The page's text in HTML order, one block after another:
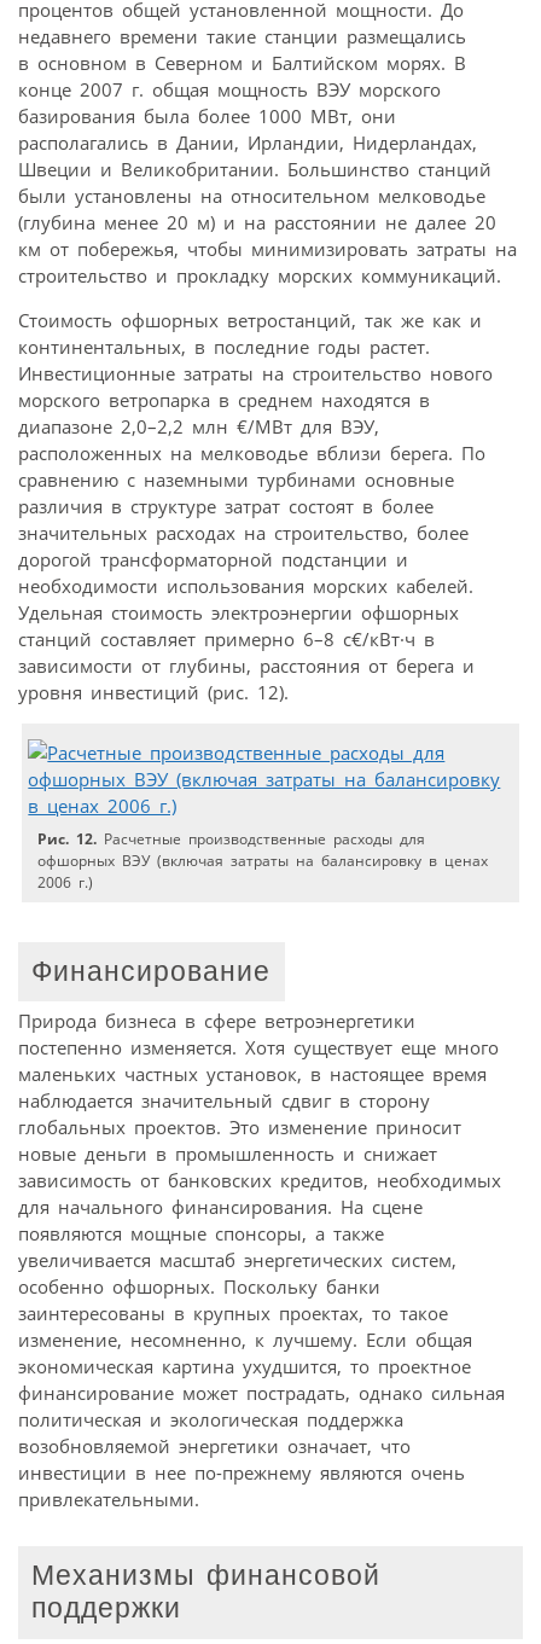
процентов общей установленной мощности. До
недавнего времени такие станции размещались
в основном в Северном и Балтийском морях. В
конце 2007 г. общая мощность ВЭУ морского
базирования была более 1000 МВт, они
располагались в Дании, Ирландии, Нидерландах,
Швеции и Великобритании. Большинство станций
были установлены на относительном мелководье
(глубина менее 20 м) и на расстоянии не далее 20
км от побережья, чтобы минимизировать затраты на
строительство и прокладку морских коммуникаций.
Стоимость офшорных ветростанций, так же как и
континентальных, в последние годы растет.
Инвестиционные затраты на строительство нового
морского ветропарка в среднем находятся в
диапазоне 2,0–2,2 млн €/МВт для ВЭУ,
расположенных на мелководье вблизи берега. По
сравнению с наземными турбинами основные
различия в структуре затрат состоят в более
значительных расходах на строительство, более
дорогой трансформаторной подстанции и
необходимости использования морских кабелей.
Удельная стоимость электроэнергии офшорных
станций составляет примерно 6–8 c€/кВт·ч в
зависимости от глубины, расстояния от берега и
уровня инвестиций (рис. 12).
Рис. 12. Расчетные производственные расходы для
офшорных ВЭУ (включая затраты на балансировку в ценах
2006 г.)
Финансирование
Природа бизнеса в сфере ветроэнергетики
постепенно изменяется. Хотя существует еще много
маленьких частных установок, в настоящее время
наблюдается значительный сдвиг в сторону
глобальных проектов. Это изменение приносит
новые деньги в промышленность и снижает
зависимость от банковских кредитов, необходимых
для начального финансирования. На сцене
появляются мощные спонсоры, а также
увеличивается масштаб энергетических систем,
особенно офшорных. Поскольку банки
заинтересованы в крупных проектах, то такое
изменение, несомненно, к лучшему. Если общая
экономическая картина ухудшится, то проектное
финансирование может пострадать, однако сильная
политическая и экологическая поддержка
возобновляемой энергетики означает, что
инвестиции в нее по-прежнему являются очень
привлекательными.
Механизмы финансовой
поддержки